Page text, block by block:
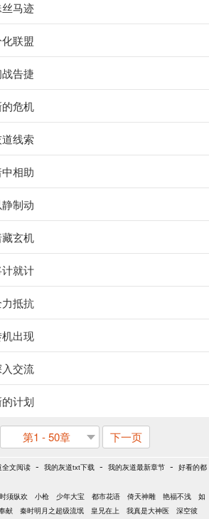
马迹
联盟
告捷
危机
线索
相助
制动
玄机
就计
抵抗
出现
交流
计划
第1 - 50章 下一页
全文阅读 - 我的灰道txt下载 - 我的灰道最新章节 - 好看的都
须纵欢 小枪 少年大宝 都市花语 倚天神雕 艳福不浅
如
献 秦时明月之超级流氓 皇兄在上 我真是大神医
深空彼